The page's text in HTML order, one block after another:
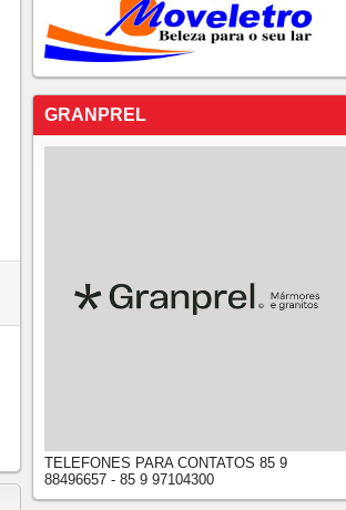
GRANPREL
TELEFONES PARA CONTATOS 85 9
88496657 - 85 9 97104300